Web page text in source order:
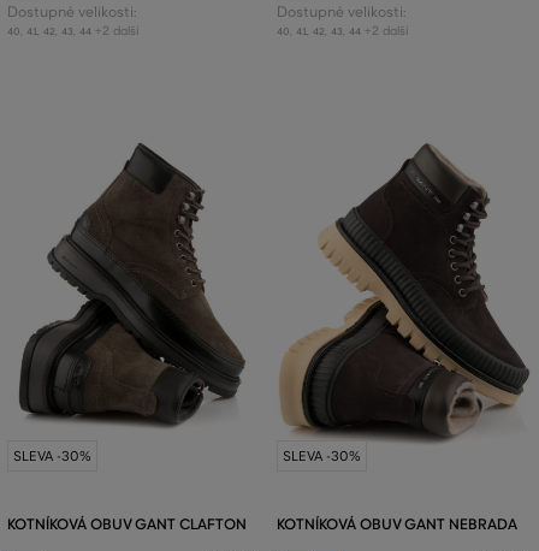
Dostupné velikosti:
40 41 42 43 44 +2 další
Dostupné velikosti:
40 41 42 43 44 +2 další
SLEVA -30%
KOTNÍKOVÁ OBUV GANT CLAFTON
SLEVA -30%
KOTNÍKOVÁ OBUV GANT NEBRADA